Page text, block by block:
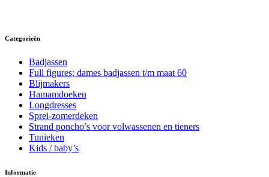
gekozen
Categorieën
Badjassen
Full figures; dames badjassen t/m maat 60
Blijmakers
Hamamdoeken
Longdresses
Sprei-zomerdeken
Strand poncho’s voor volwassenen en tieners
Tunieken
Kids / baby’s
Informatie